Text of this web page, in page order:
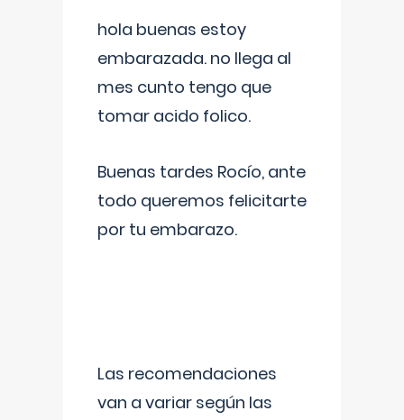
hola buenas estoy
embarazada. no llega al
mes cunto tengo que
tomar acido folico.
Buenas tardes Rocío, ante
todo queremos felicitarte
por tu embarazo.
Las recomendaciones
van a variar según las